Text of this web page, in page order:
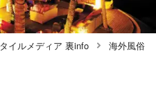
イルメディア 裏info
海外風俗